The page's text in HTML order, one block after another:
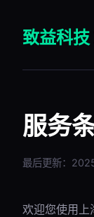
致益科
服务
最后更新：
欢迎您使用上